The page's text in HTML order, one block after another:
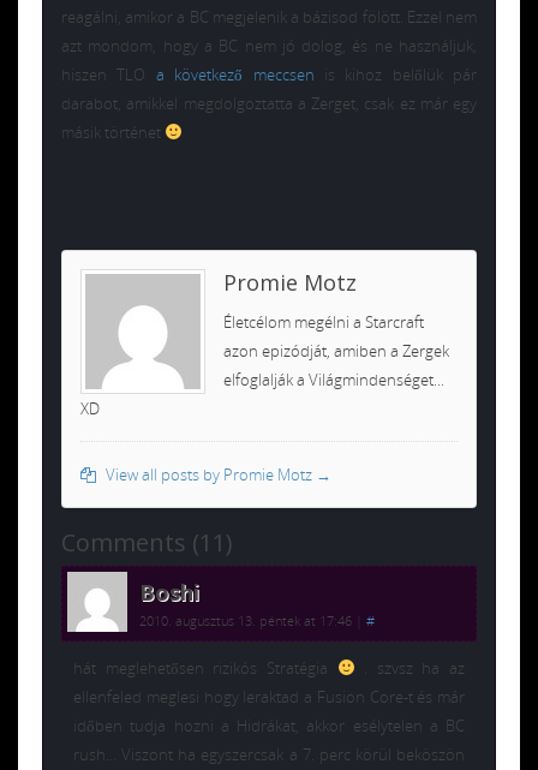
reagálni, amikor a BC megjelenik a bázisod fölött. Ezzel nem
azt mondom, hogy a BC nem jó dolog, és ne használjuk,
hiszen TLO a következő meccsen is kihoz belőlük pár
darabot, amikkel megdolgoztatta a Zerget, csak ez már egy
másik történet
Promie Motz
Életcélom megélni a Starcraft
azon epizódját, amiben a Zergek
elfoglalják a Világmindenséget...
XD
View all posts by Promie Motz →
Comments (11)
Boshi
2010. augusztus 13. péntek at 17:46 #
hát meglehetősen rizikós Stratégia
. szvsz ha az
ellenfeled meglesi hogy leraktad a Fusion Core-t és már
időben tudja hozni a Hidrákat, akkor esélytelen a BC
rush… Viszont ha egyszercsak a 7. perc körül beköszön